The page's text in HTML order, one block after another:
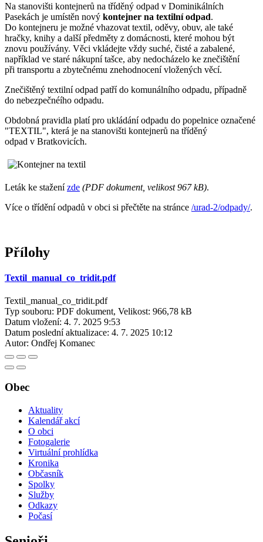
Na stanovišti kontejnerů na tříděný odpad v Dominikálních
Pasekách je umístěn nový kontejner na textilní odpad.
Do kontejneru je možné vhazovat textil, oděvy, obuv, ale také
hračky, knihy a další předměty z domácnosti, které mohou být
znovu používány. Věci vkládejte vždy suché, čisté a zabalené,
například ve staré nákupní tašce, aby nedocházelo ke znečištění
při transportu a zbytečnému znehodnocení vložených věcí.
Znečištěný textilní odpad patří do komunálního odpadu, případně
do nebezpečnéího odpadu.
Obdobná pravidla platí pro ukládání odpadu do popelnice označené
"TEXTIL", která je na stanovišti kontejnerů na tříděný
odpad v Bratkovicích.
Leták ke staženízde (PDF dokument, velikost 967 kB).
Více o třídění odpadů v obci si přečtěte na stránce /urad-2/odpady/.
Přílohy
Textil_manual_co_tridit.pdf
Textil_manual_co_tridit.pdf
Typ souboru: PDF dokument, Velikost: 966,78 kB
Datum vložení: 4. 7. 2025 9:53
Datum poslední aktualizace: 4. 7. 2025 10:12
Autor: Ondřej Komanec
Obec
Aktuality
Kalendář akcí
O obci
Fotogalerie
Virtuální prohlídka
Kronika
Občasník
Spolky
Služby
Odkazy
Počasí